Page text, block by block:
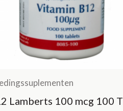
Lamberts 100 mcg 100 T